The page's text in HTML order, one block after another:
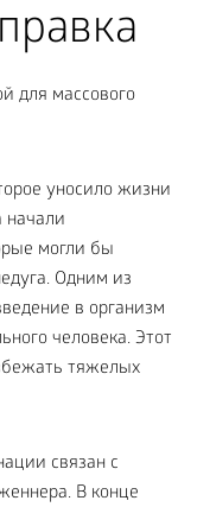
для массового
уносило жизни
начали
могли бы
Одним из
в организм
человека. Этот
тяжелых
связан с
В конце